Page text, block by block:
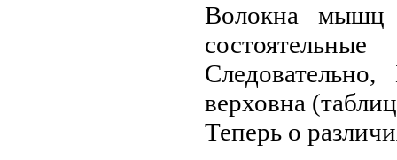
Волокна мышц
верховна
Теперь о